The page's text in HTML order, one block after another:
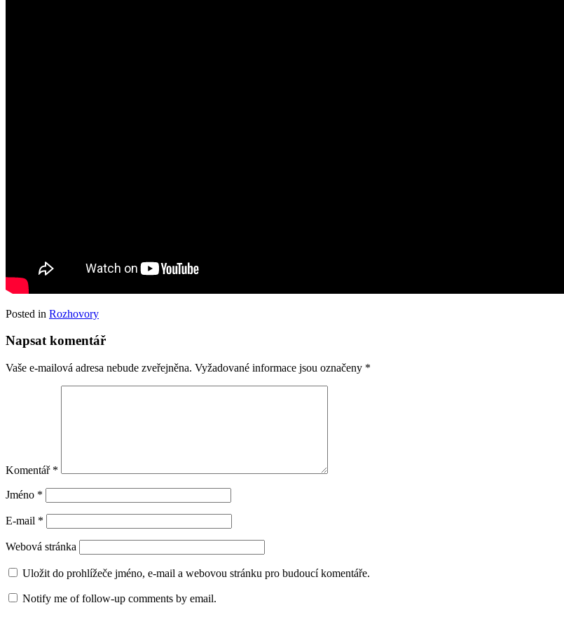
Posted in Rozhovory
Napsat komentář
Vaše e-mailová adresa nebude zveřejněna. Vyžadované informace jsou označeny *
Komentář *
Jméno *
E-mail *
Webová stránka
Uložit do prohlížeče jméno, e-mail a webovou stránku pro budoucí komentáře.
Notify me of follow-up comments by email.